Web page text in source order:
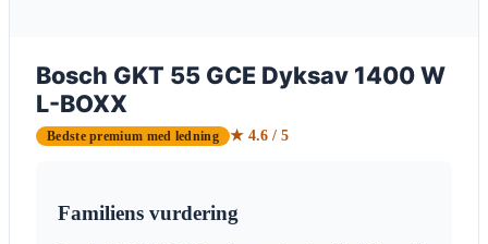
Bosch GKT 55 GCE Dyksav 1400 W
L-BOXX
Bedste premium med ledning ★ 4.6 / 5
Familiens vurdering